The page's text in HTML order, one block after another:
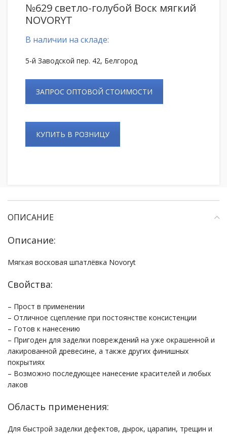
№629 светло-голубой Воск мягкий
NOVORYT
В наличии на складе:
5-й Заводской пер. 42, Белгород
ЗАПРОС ОПТОВОЙ СТОИМОСТИ
КУПИТЬ В РОЗНИЦУ
ОПИСАНИЕ
Описание:
Мягкая восковая шпатлёвка Novoryt
Свойства:
– Прост в применении
– Отличное сцепление при постоянстве консистенции
– Готов к нанесению
– Пригоден для заделки повреждений на уже окрашенной и
лакированной древесине, а также других финишных
покрытиях
– Возможно последующее нанесение красителей и любых
лаков
Область применения:
Для быстрой заделки дефектов, дырок, царапин, трещин и